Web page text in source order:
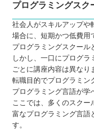
プログラミングスク
社会人がスキルアップや
場合に、短期かつ低費用
プログラミングスクール
しかし、一口にプログ
ごとに講座内容は異なり
転職目的でプログラミン
プログラミング言語が学
ここでは、多くのスクー
富なプログラミング言語
す。